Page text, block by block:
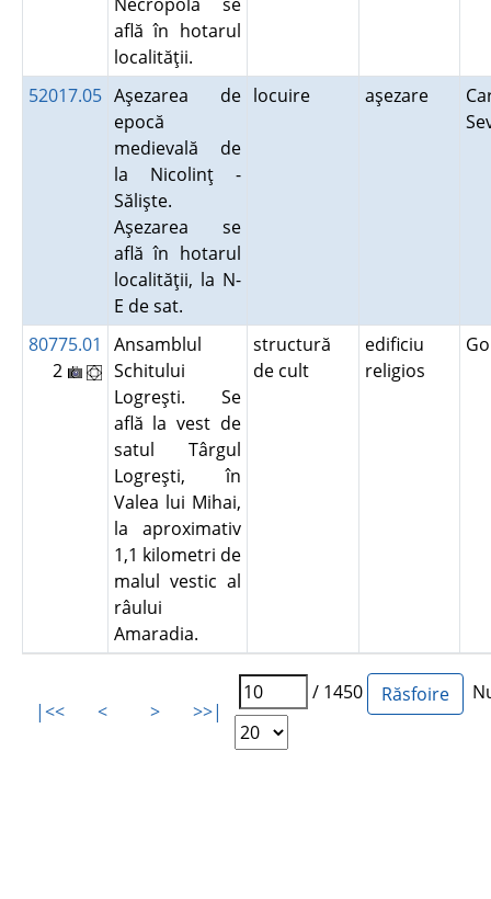
află în hotarul
localităţii.
52017.05 Aşezarea de
epocă
medievală de
la Nicolinţ -
Sălişte.
Aşezarea se
află în hotarul
localităţii, la N-
E de sat.
locuire aşezare
80775.01
2
Ansamblul
Schitului
Logreşti. Se
află la vest de
satul Târgul
Logreşti, în
Valea lui Mihai,
la aproximativ
1,1 kilometri de
malul vestic al
râului
Amaradia.
structură
de cult
edificiu
religios
|<< < > >>|
/ 1450